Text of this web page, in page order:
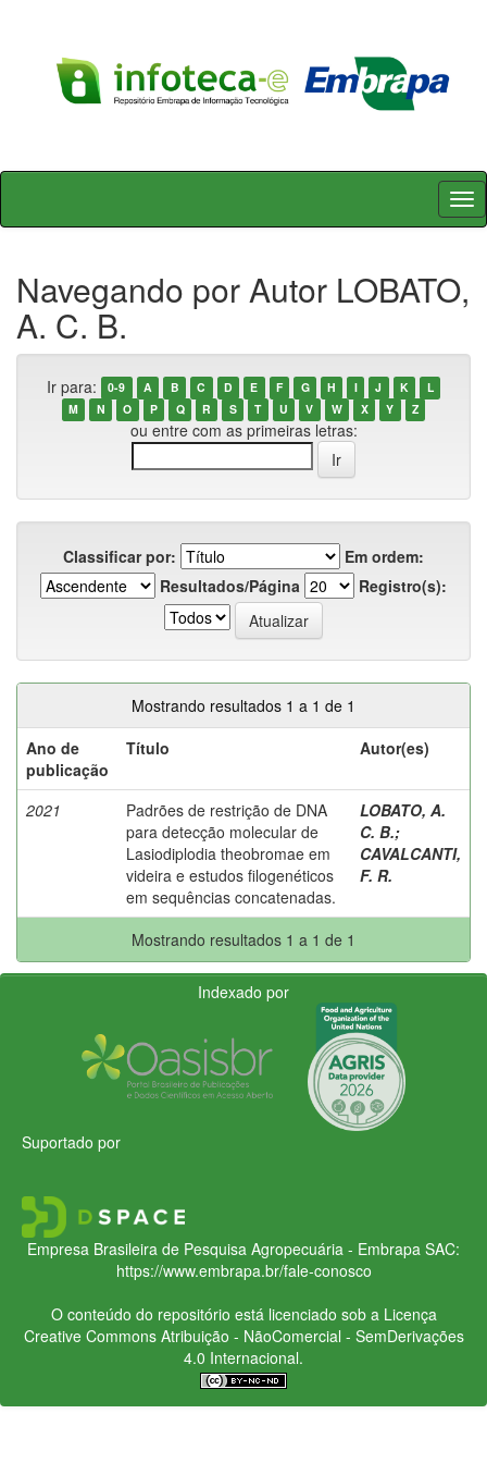
Skip
Navegando por Autor LOBATO,
A. C. B.
Ir para: 0-9 A B C D E F G H I J K
L
M
N O P Q R S T U V W X Y Z
ou entre com as primeiras letras:
Classificar por:
Em ordem:
Resultados/Página
Registro(s):
Mostrando resultados 1 a 1 de 1
Ano de
publicação
Título Autor(es)
2021
Padrões de restrição de DNA
para detecção molecular de
Lasiodiplodia theobromae em
videira e estudos filogenéticos
em sequências concatenadas.
LOBATO, A.
C. B.;
CAVALCANTI,
F. R.
Mostrando resultados 1 a 1 de 1
Indexado por
Suportado por
Empresa Brasileira de Pesquisa Agropecuária - Embrapa SAC:
https://www.embrapa.br/fale-conosco
O conteúdo do repositório está licenciado sob a Licença
Creative CommonsAtribuição - NãoComercial - SemDerivações
4.0 Internacional.